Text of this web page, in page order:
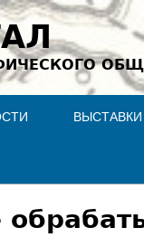
ВЫСТАВКИ